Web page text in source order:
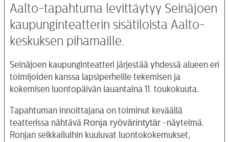
Aalto-tapahtuma levittäytyy Seinäjoen
kaupunginteatterin sisätiloista Aalto-
keskuksen pihamaille.
Seinäjoen kaupunginteatteri järjestää yhdessä alueen eri
toimijoiden kanssa lapsiperheille tekemisen ja
kokemisen luontopäivän lauantaina 11. toukokuuta.
Tapahtuman innoittajana on toiminut keväällä
teatterissa nähtävä Ronja ryövärintytär -näytelmä.
Ronjan seikkailuihin kuuluvat luontokokemukset,